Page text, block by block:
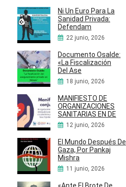
Ni Un Euro Para La
Sanidad Privada:
Defendam
22 junio, 2026
Documento Osalde:
«La Fiscalización
Del Ase
18 junio, 2026
MANIFIESTO DE
ORGANIZACIONES
SANITARIAS EN DE
12 junio, 2026
El Mundo Después De
Gaza, Por Pankaj
Mishra
11 junio, 2026